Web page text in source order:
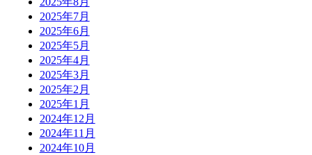
2025年7月
2025年6月
2025年5月
2025年4月
2025年3月
2025年2月
2025年1月
2024年12月
2024年11月
2024年10月